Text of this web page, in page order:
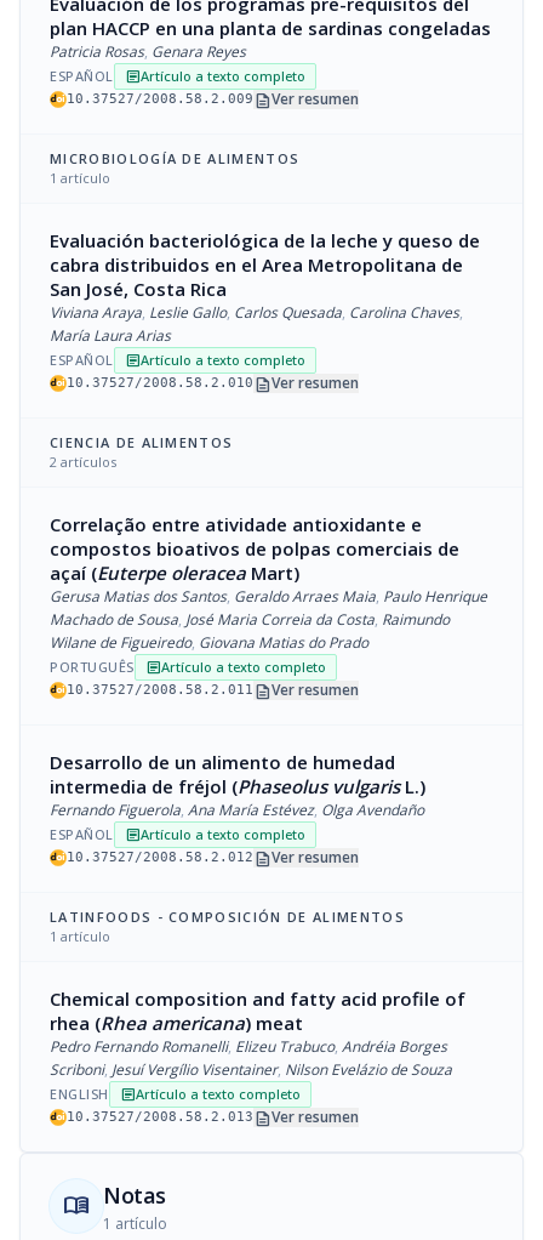
plan HACCP en una planta de sardinas congeladas
Patricia Rosas, Genara Reyes
ESPAÑOL articleArtículo a texto completo
10.37527/2008.58.2.009 descriptionVer resumen
MICROBIOLOGÍA DE ALIMENTOS
1 artículo
Evaluación bacteriológica de la leche y queso de
cabra distribuidos en el Area Metropolitana de
San José, Costa Rica
Viviana Araya, Leslie Gallo, Carlos Quesada, Carolina Chaves,
María Laura Arias
ESPAÑOL articleArtículo a texto completo
10.37527/2008.58.2.010 descriptionVer resumen
CIENCIA DE ALIMENTOS
2 artículos
Correlação entre atividade antioxidante e
compostos bioativos de polpas comerciais de
açaí (Euterpe oleracea Mart)
Gerusa Matias dos Santos, Geraldo Arraes Maia, Paulo Henrique
Machado de Sousa, José Maria Correia da Costa, Raimundo
Wilane de Figueiredo, Giovana Matias do Prado
PORTUGUÊS articleArtículo a texto completo
10.37527/2008.58.2.011 descriptionVer resumen
Desarrollo de un alimento de humedad
intermedia de fréjol (Phaseolus vulgarisL.)
Fernando Figuerola, Ana María Estévez, Olga Avendaño
ESPAÑOL articleArtículo a texto completo
10.37527/2008.58.2.012 descriptionVer resumen
LATINFOODS - COMPOSICIÓN DE ALIMENTOS
1 artículo
Chemical composition and fatty acid profile of
rhea (Rhea americana) meat
Pedro Fernando Romanelli, Elizeu Trabuco, Andréia Borges
Scriboni, Jesuí Vergílio Visentainer, Nilson Evelázio de Souza
ENGLISH articleArtículo a texto completo
10.37527/2008.58.2.013 descriptionVer resumen
menu_book Notas
1 artículo